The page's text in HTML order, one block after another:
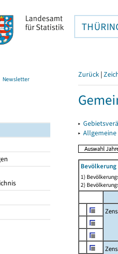
Newsletter Zurück |
▸
▸
Bevölkerung
1)
2)